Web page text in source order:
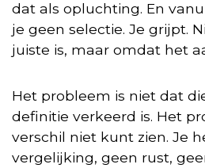
dat als opluchting. En
je geen selectie. Je grijpt.
juiste is, maar omdat het
Het probleem is niet dat
definitie verkeerd is. Het
verschil niet kunt zien. Je
vergelijking, geen rust,